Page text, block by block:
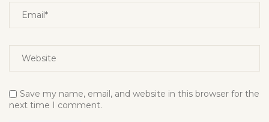
Save my name, email, and website in this browser for the
next time I comment.